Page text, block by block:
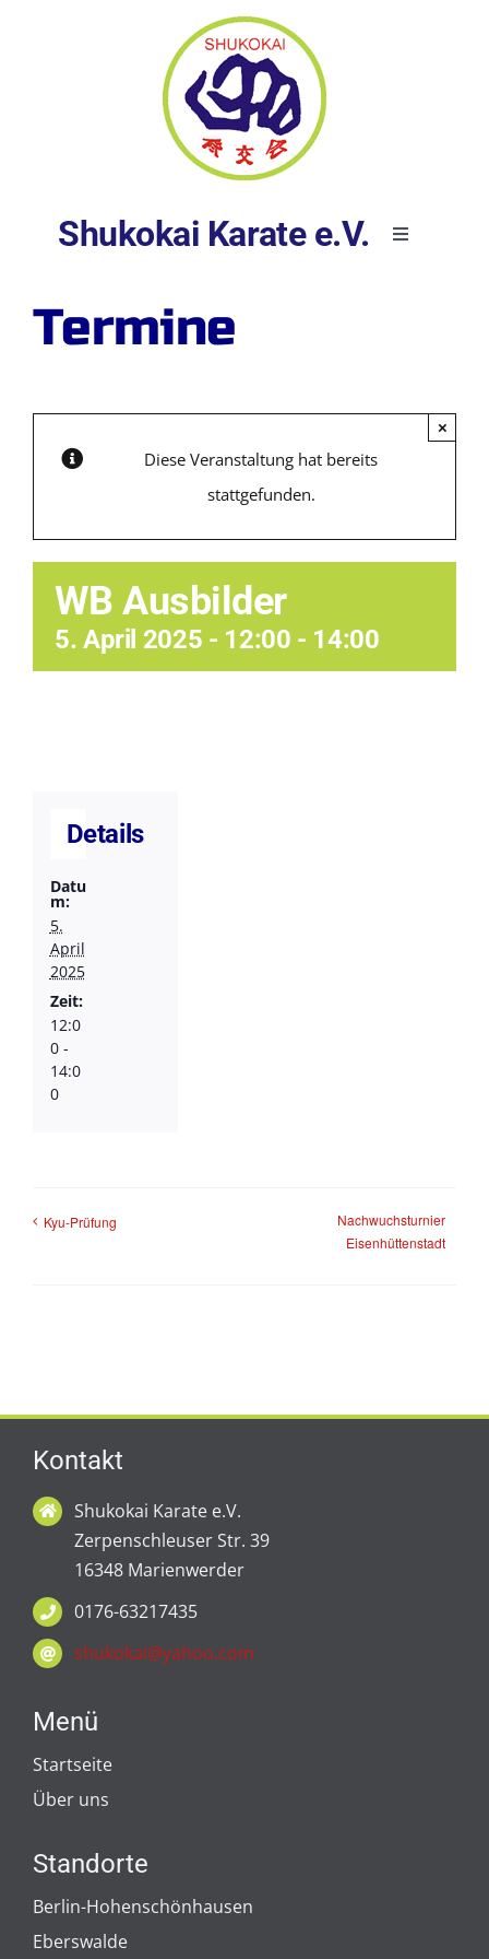
Shukokai Karate e.V.
Toggle
Termine
Termine
Diese Veranstaltung hat bereits
stattgefunden.
×
WB Ausbilder
5. April 2025 - 12:00 - 14:00
Details
Datu
m:
5.
April
2025
Zeit:
12:0
0 -
14:0
0
Kyu-Prüfung
Nachwuchsturnier
Eisenhüttenstadt
Kontakt
Shukokai Karate e.V.
Zerpenschleuser Str. 39
16348 Marienwerder
0176-63217435
shukokai@yahoo.com
Menü
Startseite
Über uns
Standorte
Berlin-Hohenschönhausen
Eberswalde